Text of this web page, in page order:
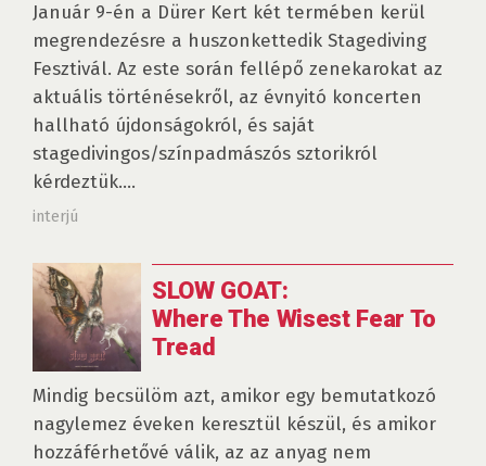
Január 9-én a Dürer Kert két termében kerül
megrendezésre a huszonkettedik Stagediving
Fesztivál. Az este során fellépő zenekarokat az
aktuális történésekről, az évnyitó koncerten
hallható újdonságokról, és saját
stagedivingos/színpadmászós sztorikról
kérdeztük....
interjú
SLOW GOAT:
Where The Wisest Fear To
Tread
Mindig becsülöm azt, amikor egy bemutatkozó
nagylemez éveken keresztül készül, és amikor
hozzáférhetővé válik, az az anyag nem